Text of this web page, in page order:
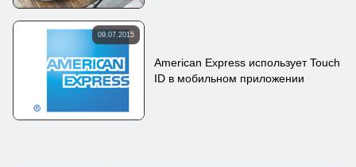
09.07.2015
American Express использует Touch
ID в мобильном приложении